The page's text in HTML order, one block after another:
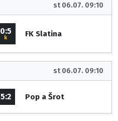
st 06.07. 09:10
0:5
k FK Slatina
st 06.07. 09:10
5:2 Pop a Šrot